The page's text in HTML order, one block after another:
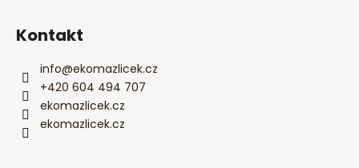
Kontakt
info@ekomazlicek.cz
+420 604 494 707
ekomazlicek.cz
ekomazlicek.cz